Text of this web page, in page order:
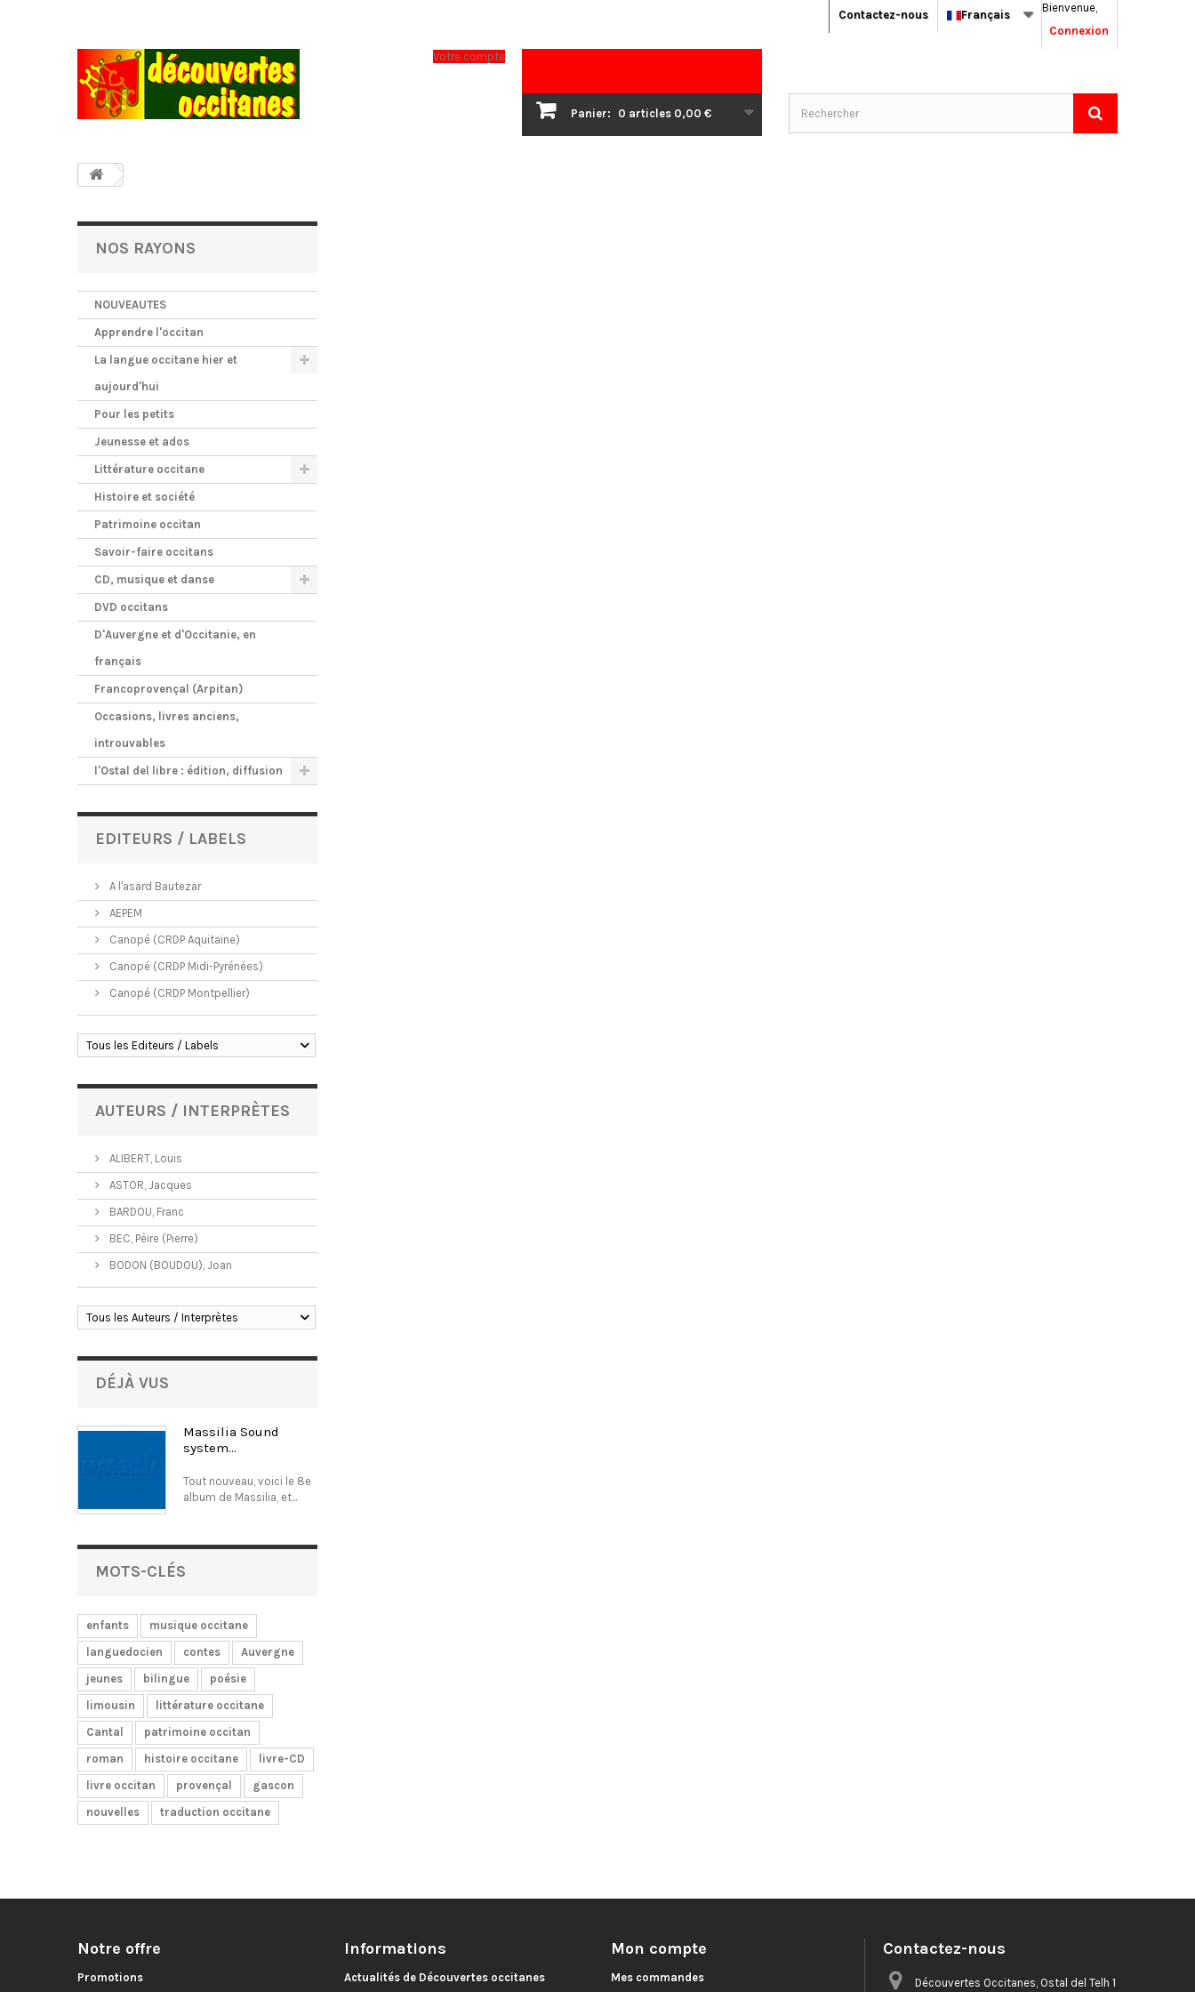
Bienvenue,
Connexion
Français
Contactez-nous
Panier: 0 articles 0,00 €
Votre compte
NOS RAYONS
NOUVEAUTES
Apprendre l'occitan
La langue occitane hier et
aujourd'hui
Pour les petits
Jeunesse et ados
Littérature occitane
Histoire et société
Patrimoine occitan
Savoir-faire occitans
CD, musique et danse
DVD occitans
D'Auvergne et d'Occitanie, en
français
Francoprovençal (Arpitan)
Occasions, livres anciens,
introuvables
l'Ostal del libre : édition, diffusion
EDITEURS / LABELS
A l'asard Bautezar
AEPEM
Canopé (CRDP Aquitaine)
Canopé (CRDP Midi-Pyrénées)
Canopé (CRDP Montpellier)
Tous les Editeurs / Labels
AUTEURS / INTERPRÈTES
ALIBERT, Louis
ASTOR, Jacques
BARDOU, Franc
BEC, Pèire (Pierre)
BODON (BOUDOU), Joan
Tous les Auteurs / Interprètes
DÉJÀ VUS
Massilia Sound
system...
Tout nouveau, voici le 8e
album de Massilia, et...
MOTS-CLÉS
enfants
musique occitane
languedocien
contes
Auvergne
jeunes
bilingue
poésie
limousin
littérature occitane
Cantal
patrimoine occitan
roman
histoire occitane
livre-CD
livre occitan
provençal
gascon
nouvelles
traduction occitane
Notre offre
Promotions
Informations
Actualités de Découvertes occitanes
Mon compte
Mes commandes
Contactez-nous
Découvertes Occitanes, Ostal del Telh 1